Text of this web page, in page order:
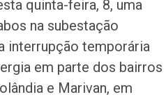
quinta-feira, 8, uma
na subestação
interrupção temporária
em parte dos bairros
e Marivan, em